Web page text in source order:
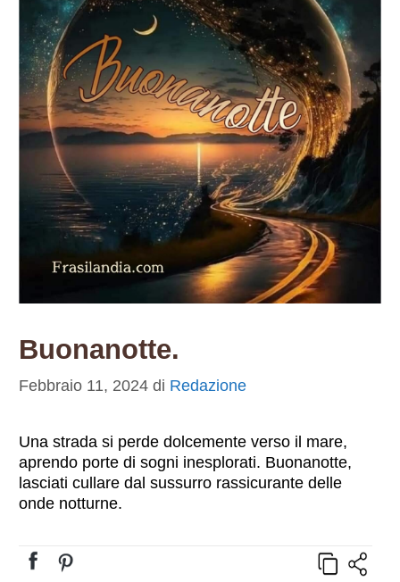
Buonanotte.
Febbraio 11, 2024 di Redazione
Una strada si perde dolcemente verso il mare,
aprendo porte di sogni inesplorati. Buonanotte,
lasciati cullare dal sussurro rassicurante delle
onde notturne.